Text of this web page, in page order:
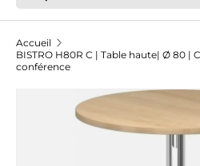
Accueil
BISTRO H80R C | Table haute| Ø 80 |
conférence
Passer aux informations